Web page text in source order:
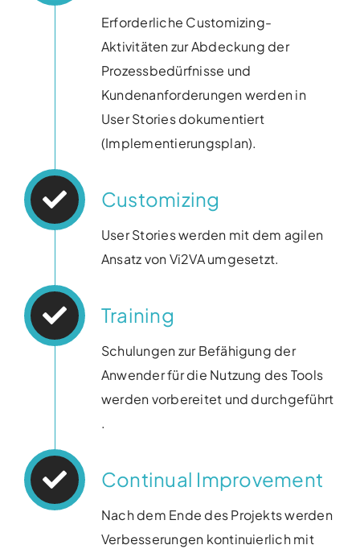
Erforderliche Customizing-
Aktivitäten zur Abdeckung der ​
Prozessbedürfnisse und
Kundenanforderungen werden in ​
User Stories dokumentiert
(Implementierungsplan)​.
Customizing
User Stories werden mit dem agilen
Ansatz von Vi2VA umgesetzt​.
Training
Schulungen zur Befähigung der
Anwender für die Nutzung des Tools
werden vorbereitet und durchgeführt​
.
Continual Improvement
Nach dem Ende des Projekts werden
Verbesserungen kontinuierlich mit